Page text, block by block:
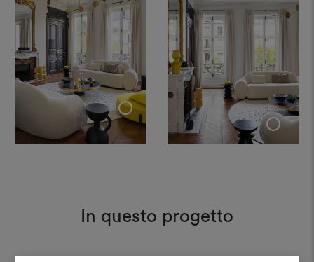
+
In questo progetto